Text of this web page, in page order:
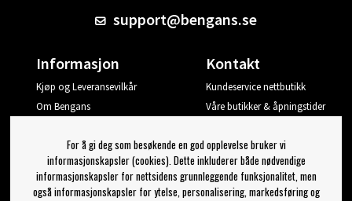
support@bengans.se
Informasjon
Kjøp og Leveransevilkår
Om Bengans
Kontakt
Kundeservice nettbutikk
Våre butikker & åpningstider
Logg ut
Jeg vil ha tips fra Bengans
For å gi deg som besøkende en god opplevelse bruker vi
informasjonskapsler (cookies). Dette inkluderer både nødvendige
informasjonskapsler for nettsidens grunnleggende funksjonalitet, men
også informasjonskapsler for ytelse, personalisering, markedsføring og